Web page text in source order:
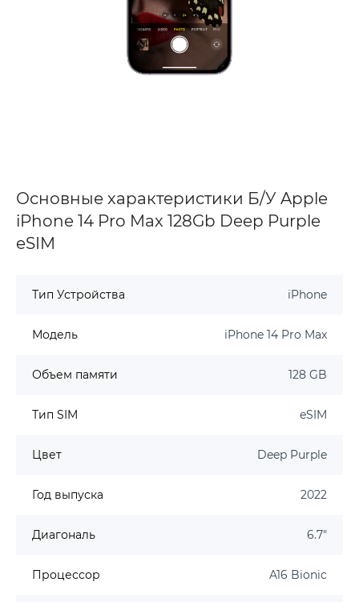
Основные характеристики Б/У Apple
iPhone 14 Pro Max 128Gb Deep Purple
eSIM
Тип Устройства iPhone
Модель iPhone 14 Pro Max
Объем памяти 128 GB
Тип SIM eSIM
Цвет Deep Purple
Год выпуска 2022
Диагональ 6.7"
Процессор A16 Bionic